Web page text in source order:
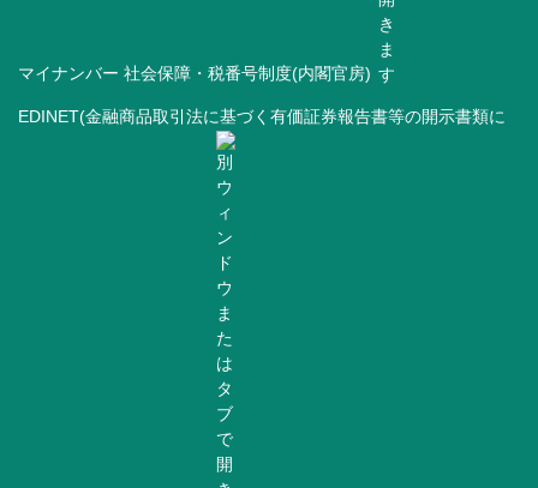
マイナンバー 社会保障・税番号制度(内閣官房)
EDINET(金融商品取引法に基づく有価証券報告書等の開示書類に